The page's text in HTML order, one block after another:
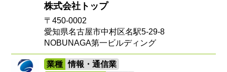
株式会社トップ
〒450-0002
愛知県名古屋市中村区名駅5-29-8
NOBUNAGA第一ビルディング
業種
情報・通信業